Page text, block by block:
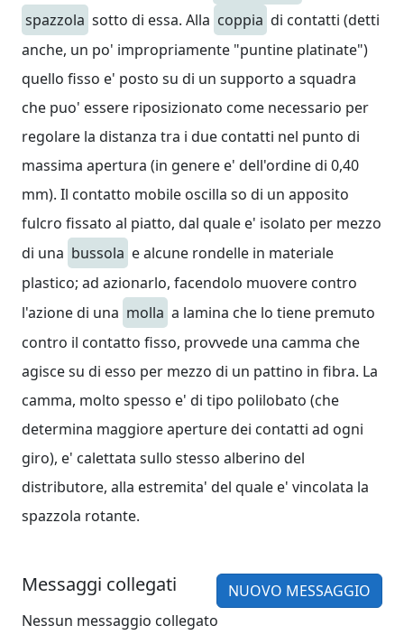
spazzola sotto di essa. Alla coppia di contatti (detti
anche, un po' impropriamente "puntine platinate")
quello fisso e' posto su di un supporto a squadra
che puo' essere riposizionato come necessario per
regolare la distanza tra i due contatti nel punto di
massima apertura (in genere e' dell'ordine di 0,40
mm). Il contatto mobile oscilla so di un apposito
fulcro fissato al piatto, dal quale e' isolato per mezzo
di una bussola e alcune rondelle in materiale
plastico; ad azionarlo, facendolo muovere contro
l'azione di una molla a lamina che lo tiene premuto
contro il contatto fisso, provvede una camma che
agisce su di esso per mezzo di un pattino in fibra. La
camma, molto spesso e' di tipo polilobato (che
determina maggiore aperture dei contatti ad ogni
giro), e' calettata sullo stesso alberino del
distributore, alla estremita' del quale e' vincolata la
spazzola rotante.
Messaggi collegati
NUOVO MESSAGGIO
Nessun messaggio collegato